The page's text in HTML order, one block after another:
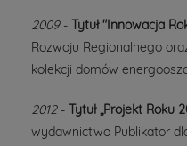
2009- Tytuł "Innowacja
Rozwoju Regionalnego
kolekcji domów
2012- Tytuł „Projekt Roku
wydawnictwo Publikator